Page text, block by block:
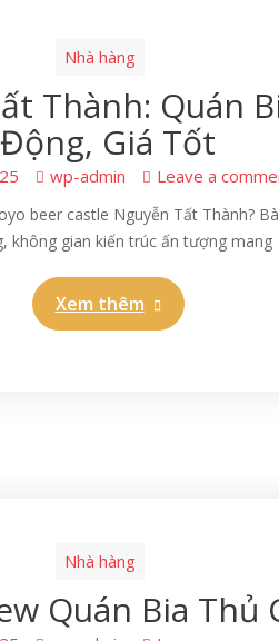
Nhà hàng
Thành: Quán
Động, Giá Tốt
wp-admin Leave a
beer castle Nguyễn Tất Thành?
không gian kiến trúc ấn tượng mang
Xem thêm
Nhà hàng
Quán Bia